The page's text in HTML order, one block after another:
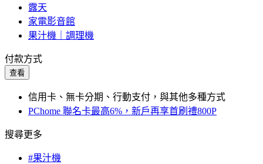
露天
家電影音館
果汁機｜調理機
付款方式
查看
信用卡、無卡分期、行動支付，與其他多種方式
PChome 聯名卡最高6%，新戶再享首刷禮800P
搜尋更多
#果汁機